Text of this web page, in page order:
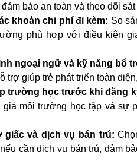
bảo an toàn và theo dõi
khoản chi phí đi kèm: So
phù hợp với điều kiện
ngoại ngữ và kỹ năng bổ
trợ giúp trẻ phát triển toàn
trường học trước khi đăng
giá môi trường học tập và sự
giấc và dịch vụ bán trú:
cần dịch vụ bán trú, đảm